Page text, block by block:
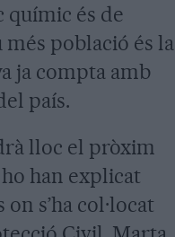
químic és de
població és la
ja compta amb
país.
lloc el pròxim
han explicat
s’ha col·locat